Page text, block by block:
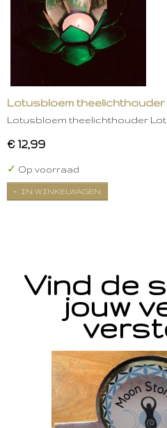
Lotusbloem theelichthouder
Lotusbloem theelichthouder
€ 12,99
✓ Op voorraad
IN WINKELWAGEN
Vind de
jouw